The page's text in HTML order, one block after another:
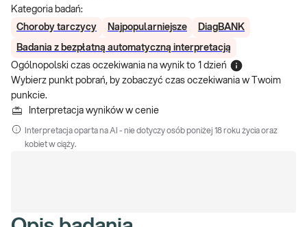
Kategoria badań:
Choroby tarczycy
Najpopularniejsze DiagBANK
Badania z bezpłatną automatyczną interpretacją
Ogólnopolski czas oczekiwania na wynik to 1 dzień
Wybierz punkt pobrań, by zobaczyć czas oczekiwania w Twoim
punkcie.
Interpretacja wyników w cenie
Interpretacja oparta na AI - nie dotyczy osób poniżej 18 roku życia oraz
kobiet w ciąży.